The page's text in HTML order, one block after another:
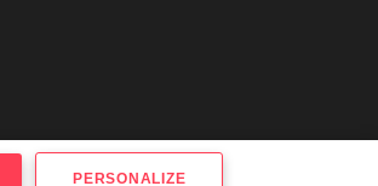
PERSONALIZE